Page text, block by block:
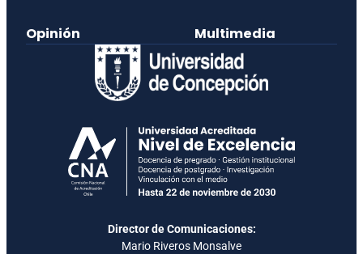
Opinión Multimedia
Director de Comunicaciones:
Mario Riveros Monsalve